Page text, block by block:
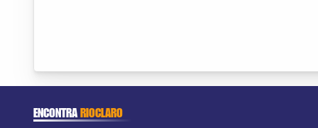
ENCONTRARIOCLARO